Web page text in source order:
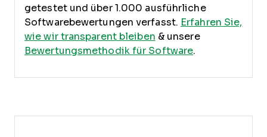
getestet und über 1.000 ausführliche
Softwarebewertungen verfasst. Erfahren Sie,
wie wir transparent bleiben & unsere
Bewertungsmethodik für Software.